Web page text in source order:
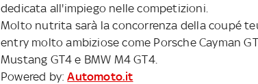
dedicata all'impiego nelle competizioni.
Molto nutrita sarà la concorrenza della coupé
entry molto ambiziose come Porsche Cayman
Mustang GT4 e BMW M4 GT4.
Powered by:Automoto.it